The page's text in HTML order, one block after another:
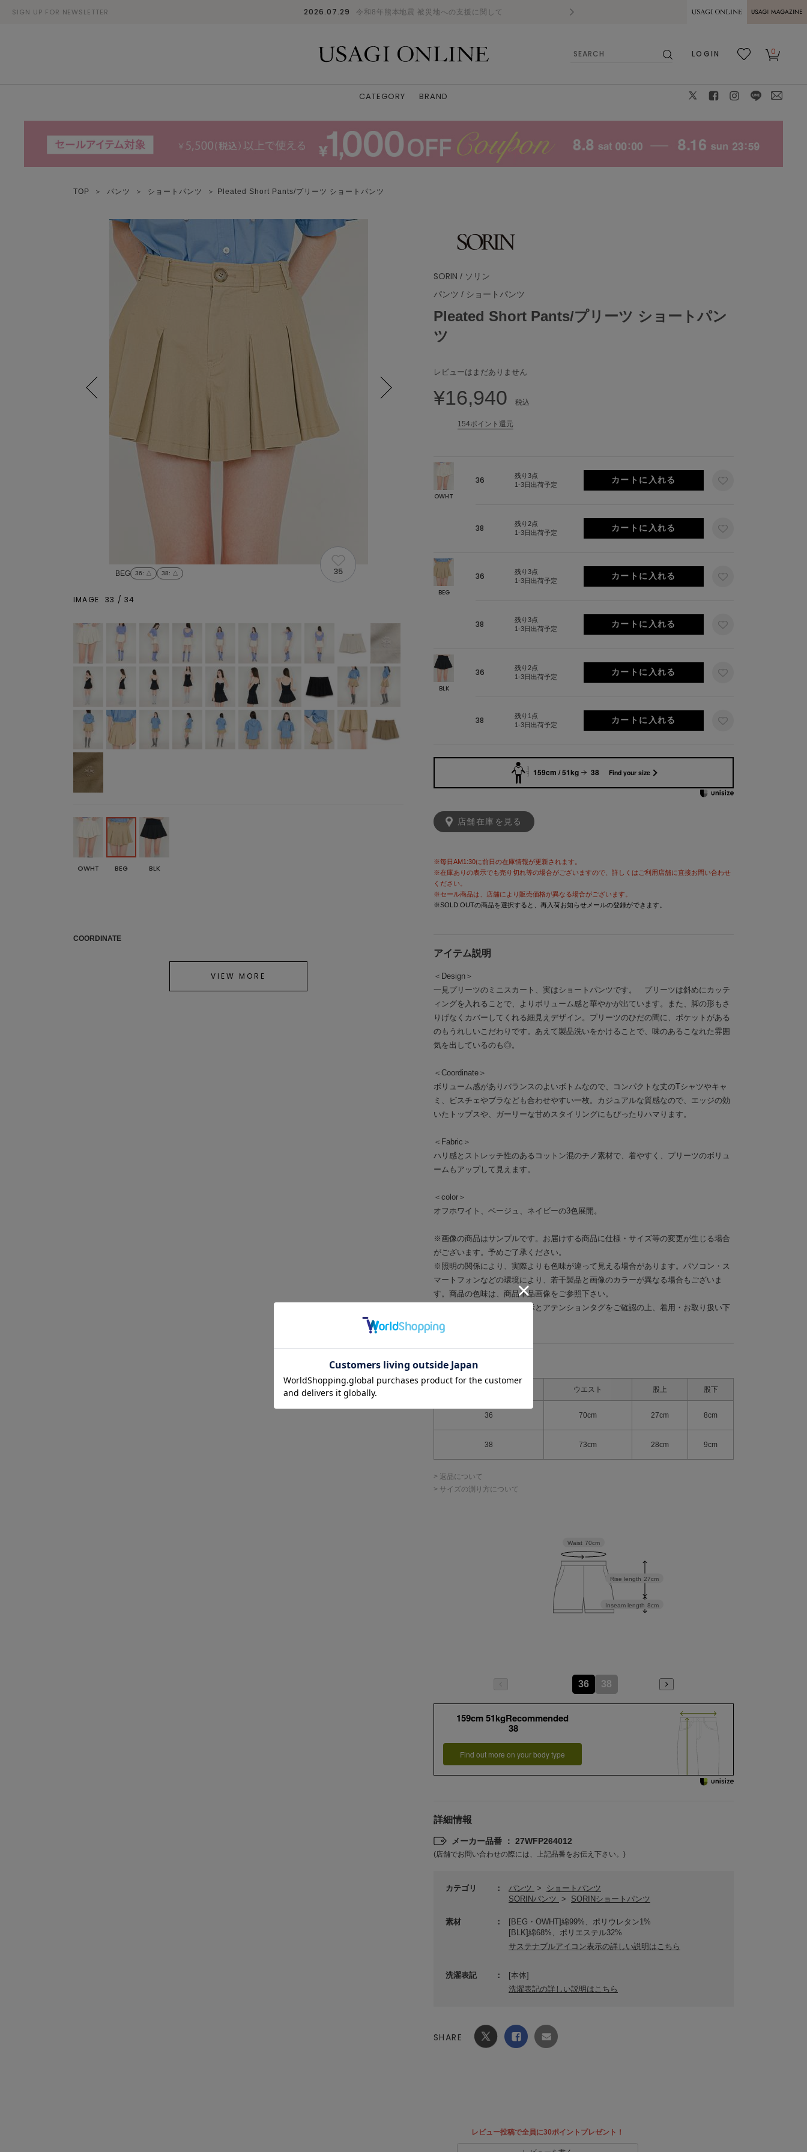
SIGN UP FOR NEWSLETTER 2026.07.29 令和8年熊本地震 被災地への支援に関して 熊本県熊本地方を震源とする地震の影響に
MAGAZINE
LOGIN
0
CATEGORY BRAND
TOP ＞ パンツ ＞ ショートパンツ ＞ Pleated Short Pants/プリーツ ショートパンツ
SORIN / ソリン
パンツ / ショートパンツ
Pleated Short Pants/プリーツ ショートパン
ツ
レビューはまだありません
¥16,940 税込
154ポイント還元
OWHT
36
残り3点
1-3日出荷予定
38
残り2点
1-3日出荷予定
BEG
36
残り3点
1-3日出荷予定
38
残り3点
1-3日出荷予定
BLK
36
残り2点
1-3日出荷予定
38
残り1点
1-3日出荷予定
159cm / 51kg 38 Find your size
店舗在庫を見る
※毎日AM1:30に前日の在庫情報が更新されます。
※在庫ありの表示でも売り切れ等の場合がございますので、詳しくはご利用店舗に直接お問い合わせ
ください。
※セール商品は、店舗により販売価格が異なる場合がございます。
※SOLD OUTの商品を選択すると、再入荷お知らせメールの登録ができます。
アイテム説明
＜Design＞
一見プリーツのミニスカート、実はショートパンツです。 プリーツは斜めにカッテ
ィングを入れることで、よりボリューム感と華やかが出ています。また、脚の形もさ
りげなくカバーしてくれる細見えデザイン。プリーツのひだの間に、ポケットがある
のもうれしいこだわりです。あえて製品洗いをかけることで、味のあるこなれた雰囲
気を出しているのも◎。
＜Coordinate＞
ボリューム感がありバランスのよいボトムなので、コンパクトな丈のTシャツやキャ
ミ、ビスチェやブラなども合わせやすい一枚。カジュアルな質感なので、エッジの効
いたトップスや、ガーリーな甘めスタイリングにもぴったりハマります。
＜Fabric＞
ハリ感とストレッチ性のあるコットン混のチノ素材で、着やすく、プリーツのボリュ
ームもアップして見えます。
＜color＞
オフホワイト、ベージュ、ネイビーの3色展開。
※画像の商品はサンプルです。お届けする商品に仕様・サイズ等の変更が生じる場合
がございます。予めご了承ください。
※照明の関係により、実際よりも色味が違って見える場合があります。パソコン・ス
マートフォンなどの環境により、若干製品と画像のカラーが異なる場合もございま
す。商品の色味は、商品単品画像をご参照下さい。
※商品についている品質表示とアテンションタグをご確認の上、着用・お取り扱い下
アイテムサイズ
ウエスト 股上 股下
36 70cm 27cm 8cm
38 73cm 28cm 9cm
> 返品について
> サイズの測り方について
Rise length 27cm
Inseam length 8cm
Waist 70cm
36 38
159cm 51kgRecommended
38
Find out more on your body type
詳細情報
メーカー品番 ： 27WFP264012
(店舗でお問い合わせの際には、上記品番をお伝え下さい。)
カテゴリ パンツ >
ショートパンツ
SORINパンツ > SORINショートパンツ
素材
[BEG・OWHT]綿99%、ポリウレタン1%
[BLK]綿68%、ポリエステル32%
サステナブルアイコン表示の詳しい説明はこちら
洗濯表記
[本体]
洗濯表記の詳しい説明はこちら
SHARE
BEG 36: △ 38: △ 35
IMAGE 33 /34
OWHT BEG BLK
COORDINATE
VIEW MORE
レビュー投稿で全員に30ポイントプレゼント！